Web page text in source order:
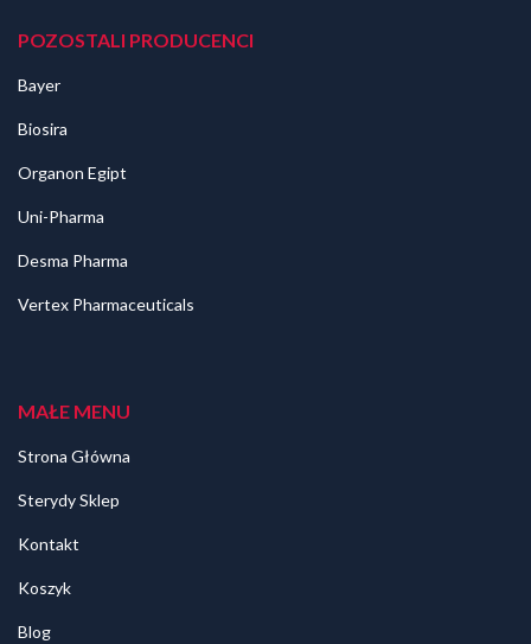
POZOSTALI PRODUCENCI
Bayer
Biosira
Organon Egipt
Uni-Pharma
Desma Pharma
Vertex Pharmaceuticals
MAŁE MENU
Strona Główna
Sterydy Sklep
Kontakt
Koszyk
Blog